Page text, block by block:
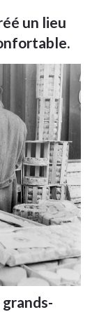
un lieu